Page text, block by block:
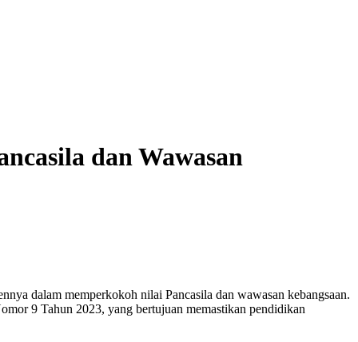
dan Wawasan
dalam memperkokoh nilai Pancasila dan wawasan kebangsaan.
9 Tahun 2023, yang bertujuan memastikan pendidikan